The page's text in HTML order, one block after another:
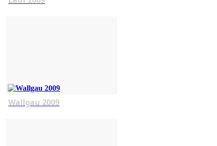
Wallgau 2009